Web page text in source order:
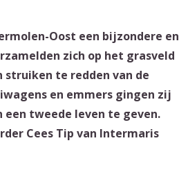
Oost een bijzondere en
zich op het grasveld
te redden van de
en emmers gingen zij
tweede leven te geven.
Cees Tip van Intermaris